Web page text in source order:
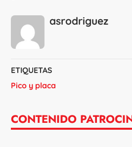
asrodriguez
ETIQUETAS
Pico y placa
CONTENIDO